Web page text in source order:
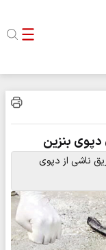
در جریان حریق ناشی از دپوی